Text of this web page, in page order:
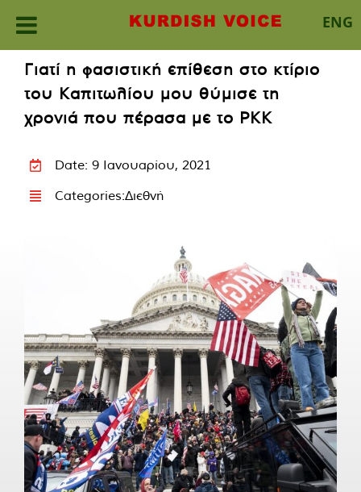
ENG
content
Γιατί η φασιστική επίθεση στο κτίριο
του Καπιτωλίου μου θύμισε τη
χρονιά που πέρασα με το PKK
Date: 9 Ιανουαρίου, 2021
Categories:Διεθνή